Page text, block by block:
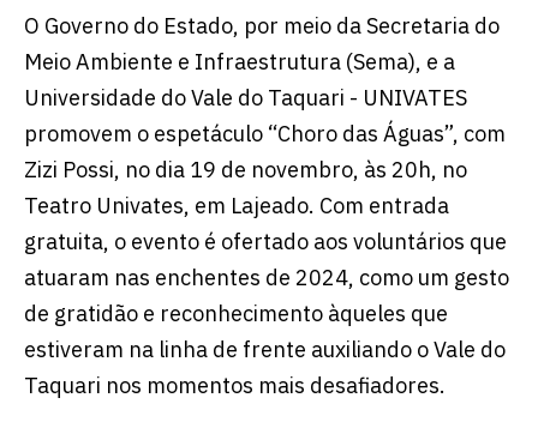
O Governo do Estado, por meio da Secretaria do
Meio Ambiente e Infraestrutura (Sema), e a
Universidade do Vale do Taquari - UNIVATES
promovem o espetáculo “Choro das Águas”, com
Zizi Possi, no dia 19 de novembro, às 20h, no
Teatro Univates, em Lajeado. Com entrada
gratuita, o evento é ofertado aos voluntários que
atuaram nas enchentes de 2024, como um gesto
de gratidão e reconhecimento àqueles que
estiveram na linha de frente auxiliando o Vale do
Taquari nos momentos mais desafiadores.